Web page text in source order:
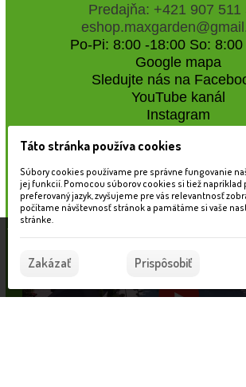
Predajňa: +421 907 511
Po-Pi: 8:00 -18:00 So:
Google mapa
Sledujte nás na
YouTube kanál
Instagram
Naše záhradné
Táto stránka používa súbory cookies, ktoré nám
pomáhajú poskytovať služby. Používaním
služieb vyjadrujete súhlas s používaním súborov
Táto stránka používa cookies
Súbory cookies používame pre správne fungovanie
jej funkcií. Pomocou súborov cookies si tiež napríklad
preferovaný jazyk, zvyšujeme pre vás relevantnosť
počítame návštevnosť stránok a pamätáme si vaše
stránke.
Zakázať Prispôsobiť